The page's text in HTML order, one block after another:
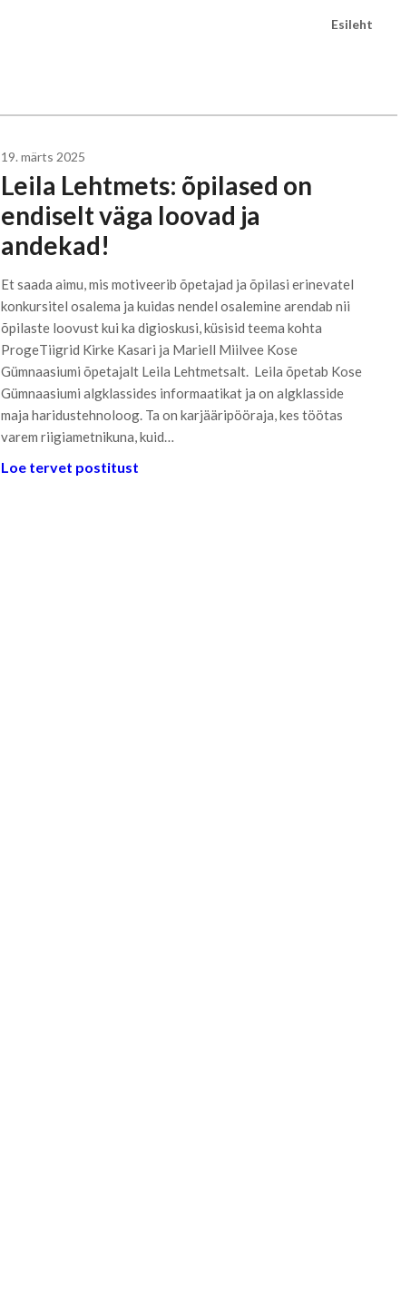
Esileht
19. märts 2025
Leila Lehtmets: õpilased on
endiselt väga loovad ja
andekad!
Et saada aimu, mis motiveerib õpetajad ja õpilasi erinevatel
konkursitel osalema ja kuidas nendel osalemine arendab nii
õpilaste loovust kui ka digioskusi, küsisid teema kohta
ProgeTiigrid Kirke Kasari ja Mariell Miilvee Kose
Gümnaasiumi õpetajalt Leila Lehtmetsalt. Leila õpetab Kose
Gümnaasiumi algklassides informaatikat ja on algklasside
maja haridustehnoloog. Ta on karjääripööraja, kes töötas
varem riigiametnikuna, kuid…
Loe tervet postitust